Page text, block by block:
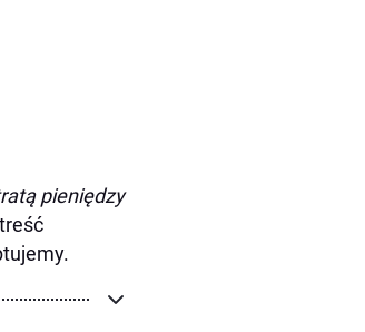
pieniędzy